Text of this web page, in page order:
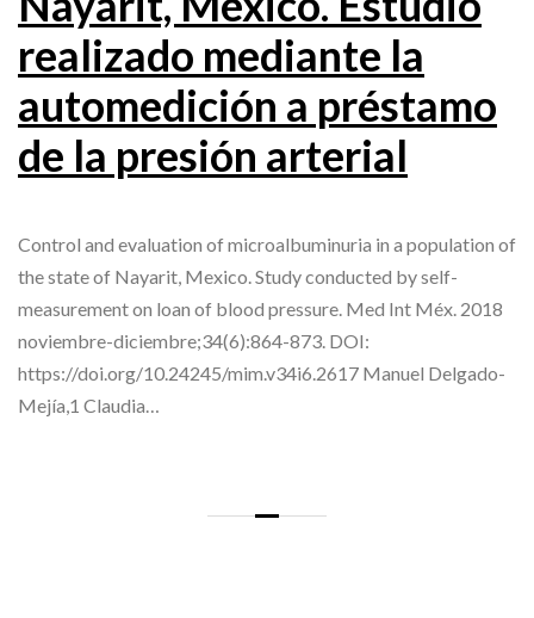
realizado mediante la
automedición a préstamo
de la presión arterial
Control and evaluation of microalbuminuria in a population of
the state of Nayarit, Mexico. Study conducted by self-
measurement on loan of blood pressure. Med Int Méx. 2018
noviembre-diciembre;34(6):864-873. DOI:
https://doi.org/10.24245/mim.v34i6.2617 Manuel Delgado-
Mejía,1 Claudia…